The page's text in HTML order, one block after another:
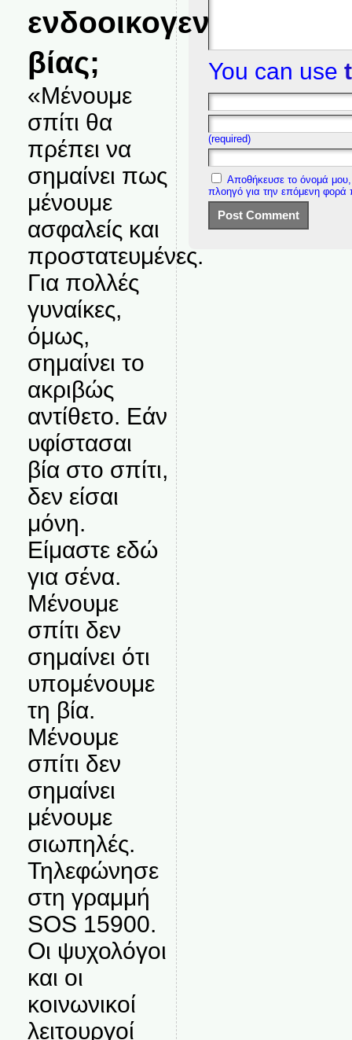
ενδοοικογενειακής
βίας;
«Μένουμε
σπίτι θα
πρέπει να
σημαίνει πως
μένουμε
ασφαλείς και
προστατευμένες.
Για πολλές
γυναίκες,
όμως,
σημαίνει το
ακριβώς
αντίθετο. Εάν
υφίστασαι
βία στο σπίτι,
δεν είσαι
μόνη.
Είμαστε εδώ
για σένα.
Μένουμε
σπίτι δεν
σημαίνει ότι
υπομένουμε
τη βία.
Μένουμε
σπίτι δεν
σημαίνει
μένουμε
σιωπηλές.
Τηλεφώνησε
στη γραμμή
SOS 15900.
Οι ψυχολόγοι
και οι
κοινωνικοί
λειτουργοί
You can use
(required)
Αποθήκευσε το όνομά μου,
πλοηγό για την επόμενη